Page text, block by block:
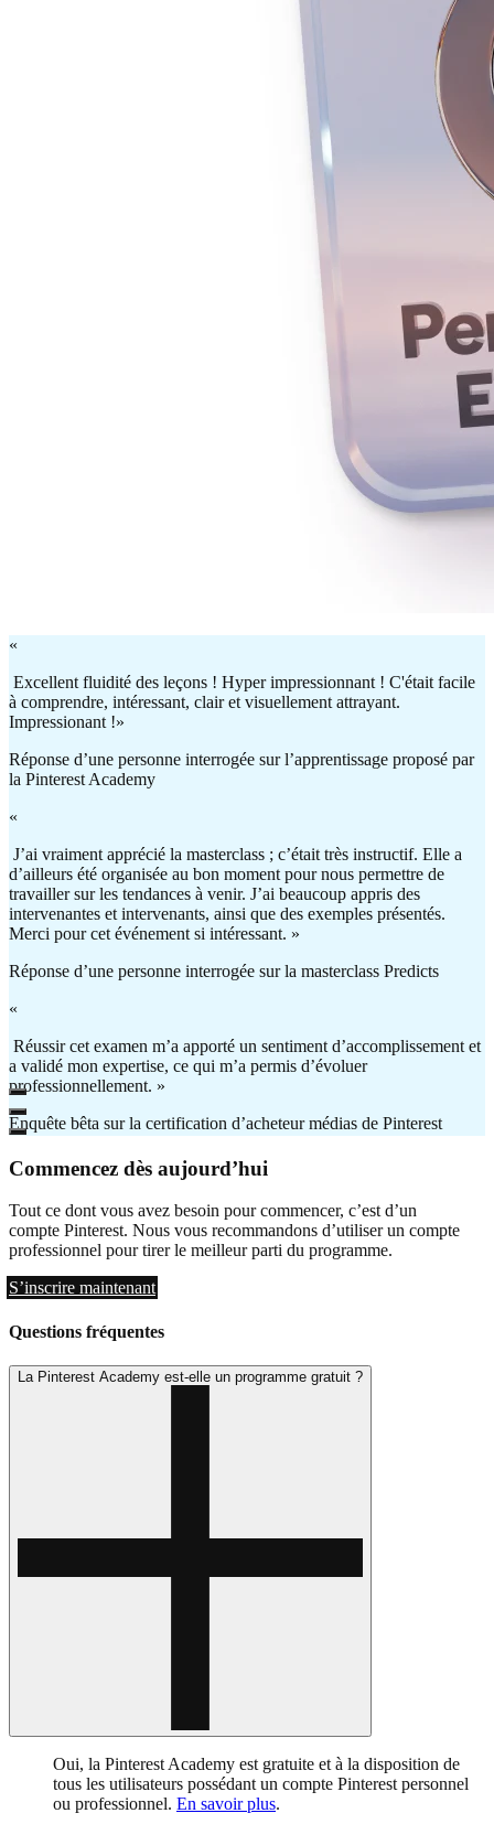
«
Excellent fluidité des leçons ! Hyper impressionnant ! C'était facile
à comprendre, intéressant, clair et visuellement attrayant.
Impressionant !»
Réponse d’une personne interrogée sur l’apprentissage proposé par
la Pinterest Academy
«
J’ai vraiment apprécié la masterclass ; c’était très instructif. Elle a
d’ailleurs été organisée au bon moment pour nous permettre de
travailler sur les tendances à venir. J’ai beaucoup appris des
intervenantes et intervenants, ainsi que des exemples présentés.
Merci pour cet événement si intéressant. »
Réponse d’une personne interrogée sur la masterclass Predicts
«
Réussir cet examen m’a apporté un sentiment d’accomplissement et
a validé mon expertise, ce qui m’a permis d’évoluer
professionnellement. »
Enquête bêta sur la certification d’acheteur médias de Pinterest
Commencez dès aujourd’hui
Tout ce dont vous avez besoin pour commencer, c’est d’un
compte Pinterest. Nous vous recommandons d’utiliser un compte
professionnel pour tirer le meilleur parti du programme.
S’inscrire maintenant
Questions fréquentes
La Pinterest Academy est-elle un programme gratuit ?
Oui, la Pinterest Academy est gratuite et à la disposition de
tous les utilisateurs possédant un compte Pinterest personnel
ou professionnel. En savoir plus.